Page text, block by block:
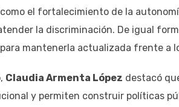
el fortalecimiento de la
la discriminación. De igual
mantenerla actualizada frente a
Claudia Armenta López destacó
y permiten construir políticas